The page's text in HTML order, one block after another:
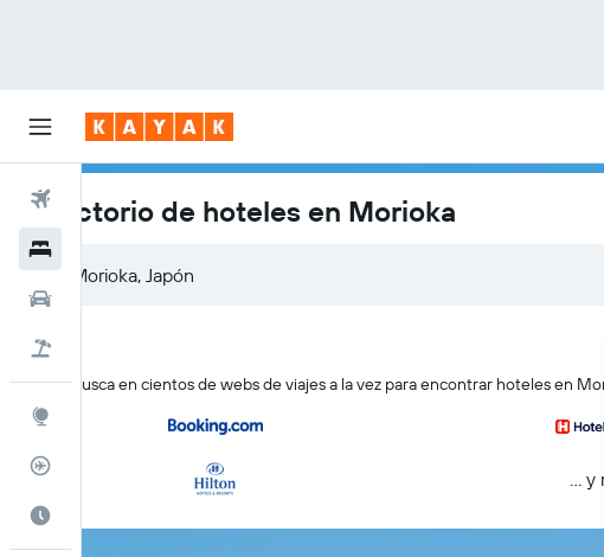
Vuelos
Directorio de hoteles en Morioka
KAYAK busca en cientos de webs de viajes a la vez para encontrar hoteles en
… y